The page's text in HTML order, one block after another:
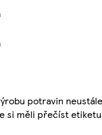
potravin
si měli přečíst